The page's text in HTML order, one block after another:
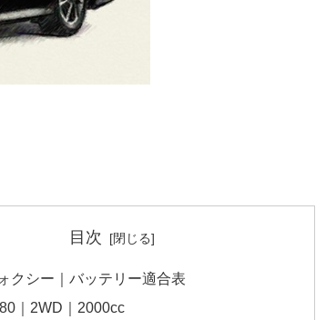
目次
クシー｜バッテリー適合表
｜2WD｜2000cc